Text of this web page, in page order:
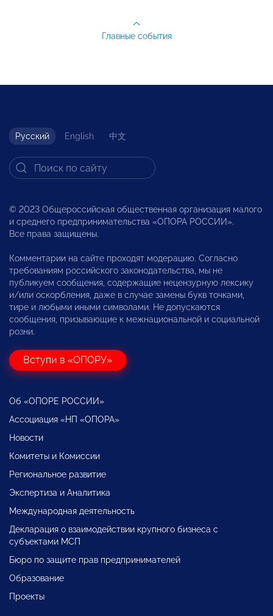
Главные события
Русский English 中文
© 2023 Общероссийская общественная организация малого
и среднего предпринимательства «ОПОРА РОССИИ».
Все права защищены.
Комментарии на сайте проходят модерацию. Согласно
требованиям российского законодательства, мы не
публикуем сообщения, содержащие нецензурную лексику
и/или оскорбления, даже в случае замены букв точками,
тире и любыми иными символами. Не допускаются
сообщения, призывающие к межнациональной и социальной
розни.
Вступи в «ОПОРУ»
Об «ОПОРЕ РОССИИ»
Ассоциация «НП «ОПОРА»
Новости
Комитеты и Комиссии
Региональное развитие
Экспертиза и Аналитика
Международная деятельность
Декларация о взаимодействии крупного бизнеса с
субъектами МСП
Бюро по защите прав предпринимателей
Образование
Проекты